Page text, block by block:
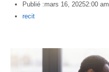
Publié :mars 16, 20252:00 am
Author
recit